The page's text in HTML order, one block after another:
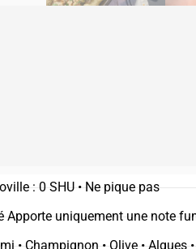
: 0 SHU • Ne pique pas
Apporte uniquement une note
• Champignon • Olive • Algues